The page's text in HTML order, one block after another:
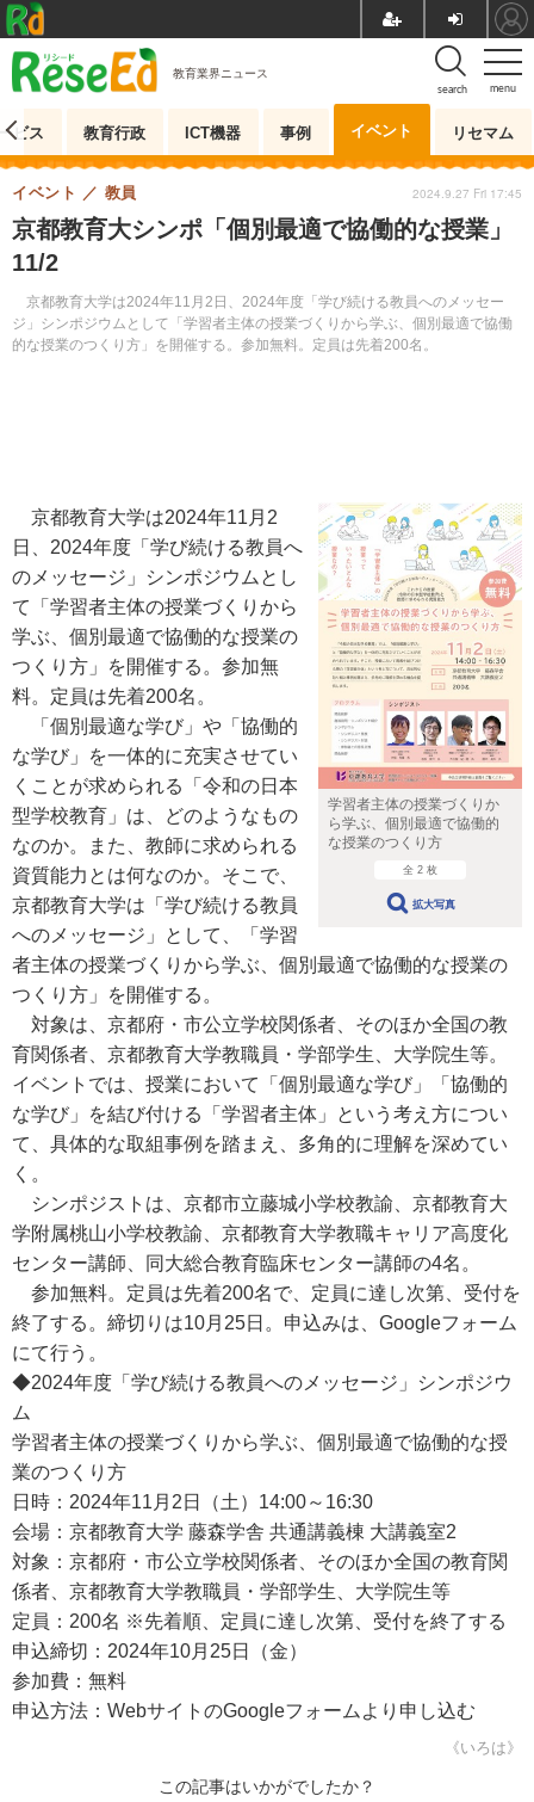
menu
search
教育業界ニュース
ビス 教育行政 ICT機器 事例 イベント リセマム
京都教育大シンポ「個別最適で協働的な授業」
11/2
京都教育大学は2024年11月2日、2024年度「学び続ける教員へのメッセー
ジ」シンポジウムとして「学習者主体の授業づくりから学ぶ、個別最適で協働
的な授業のつくり方」を開催する。参加無料。定員は先着200名。
イベント 教員 2024.9.27 Fri 17:45
学習者主体の授業づくりか
ら学ぶ、個別最適で協働的
な授業のつくり方
全 2 枚
拡大写真
京都教育大学は2024年11月2
日、2024年度「学び続ける教員へ
のメッセージ」シンポジウムとし
て「学習者主体の授業づくりから
学ぶ、個別最適で協働的な授業の
つくり方」を開催する。参加無
料。定員は先着200名。
「個別最適な学び」や「協働的
な学び」を一体的に充実させてい
くことが求められる「令和の日本
型学校教育」は、どのようなもの
なのか。また、教師に求められる
資質能力とは何なのか。そこで、
京都教育大学は「学び続ける教員
へのメッセージ」として、「学習
者主体の授業づくりから学ぶ、個別最適で協働的な授業の
つくり方」を開催する。
対象は、京都府・市公立学校関係者、そのほか全国の教
育関係者、京都教育大学教職員・学部学生、大学院生等。
イベントでは、授業において「個別最適な学び」「協働的
な学び」を結び付ける「学習者主体」という考え方につい
て、具体的な取組事例を踏まえ、多角的に理解を深めてい
く。
シンポジストは、京都市立藤城小学校教諭、京都教育大
学附属桃山小学校教諭、京都教育大学教職キャリア高度化
センター講師、同大総合教育臨床センター講師の4名。
参加無料。定員は先着200名で、定員に達し次第、受付を
終了する。締切りは10月25日。申込みは、Googleフォーム
にて行う。
◆2024年度「学び続ける教員へのメッセージ」シンポジウ
ム
学習者主体の授業づくりから学ぶ、個別最適で協働的な授
業のつくり方
日時：2024年11月2日（土）14:00～16:30
会場：京都教育大学 藤森学舎 共通講義棟 大講義室2
対象：京都府・市公立学校関係者、そのほか全国の教育関
係者、京都教育大学教職員・学部学生、大学院生等
定員：200名 ※先着順、定員に達し次第、受付を終了する
申込締切：2024年10月25日（金）
参加費：無料
申込方法：WebサイトのGoogleフォームより申し込む
《いろは》
この記事はいかがでしたか？